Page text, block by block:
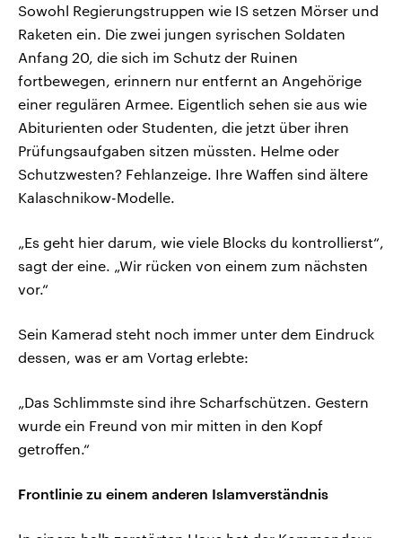
Sowohl Regierungstruppen wie IS setzen Mörser und
Raketen ein. Die zwei jungen syrischen Soldaten
Anfang 20, die sich im Schutz der Ruinen
fortbewegen, erinnern nur entfernt an Angehörige
einer regulären Armee. Eigentlich sehen sie aus wie
Abiturienten oder Studenten, die jetzt über ihren
Prüfungsaufgaben sitzen müssten. Helme oder
Schutzwesten? Fehlanzeige. Ihre Waffen sind ältere
Kalaschnikow-Modelle.
„Es geht hier darum, wie viele Blocks du kontrollierst“,
sagt der eine. „Wir rücken von einem zum nächsten
vor.“
Sein Kamerad steht noch immer unter dem Eindruck
dessen, was er am Vortag erlebte:
„Das Schlimmste sind ihre Scharfschützen. Gestern
wurde ein Freund von mir mitten in den Kopf
getroffen.“
Frontlinie zu einem anderen Islamverständnis